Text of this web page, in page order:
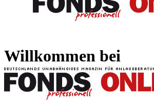
Willkommen bei